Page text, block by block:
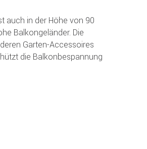
auch in der Höhe von 90
Balkongeländer. Die
Garten-Accessoires
die Balkonbespannung